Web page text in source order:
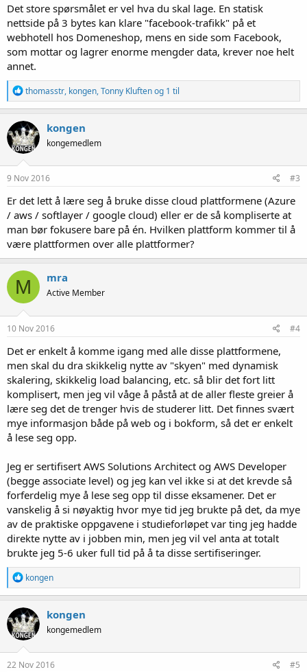
Det store spørsmålet er vel hva du skal lage. En statisk
nettside på 3 bytes kan klare "facebook-trafikk" på et
webhotell hos Domeneshop, mens en side som Facebook,
som mottar og lagrer enorme mengder data, krever noe helt
annet.
R
e
a
k
s
j
o
n
e
:
thomasstr, kongen,Tonny Kluftenog 1 til
kongen
kongemedlem
9 Nov 2016 #3
Er det lett å lære seg å bruke disse cloud plattformene (Azure
/ aws / softlayer / google cloud) eller er de så kompliserte at
man bør fokusere bare på én. Hvilken plattform kommer til å
være plattformen over alle plattformer?
M mra
Active Member
10 Nov 2016 #4
Det er enkelt å komme igang med alle disse plattformene,
men skal du dra skikkelig nytte av "skyen" med dynamisk
skalering, skikkelig load balancing, etc. så blir det fort litt
komplisert, men jeg vil våge å påstå at de aller fleste greier å
lære seg det de trenger hvis de studerer litt. Det finnes svært
mye informasjon både på web og i bokform, så det er enkelt
å lese seg opp.
Jeg er sertifisert AWS Solutions Architect og AWS Developer
(begge associate level) og jeg kan vel ikke si at det krevde så
forferdelig mye å lese seg opp til disse eksamener. Det er
vanskelig å si nøyaktig hvor mye tid jeg brukte på det, da mye
av de praktiske oppgavene i studieforløpet var ting jeg hadde
direkte nytte av i jobben min, men jeg vil vel anta at totalt
brukte jeg 5-6 uker full tid på å ta disse sertifiseringer.
R
e
a
k
s
j
o
n
e
kongen
kongen
kongemedlem
22 Nov 2016 #5